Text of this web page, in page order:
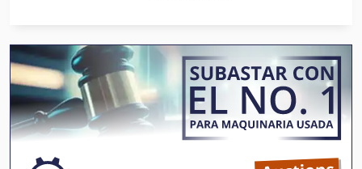
Dynapac Ca 602 D
Dynapac Cc
Dynapac Cc 10
Dynapac Cc 102